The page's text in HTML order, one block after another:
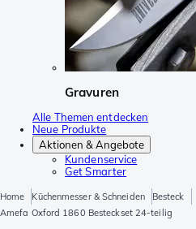
Gravuren
Alle Themen entdecken
Neue Produkte
Aktionen & Angebote
Kundenservice
Get Smarter
Home Küchenmesser & Schneiden
Besteck
Amefa Oxford 1860 Besteckset 24-teilig